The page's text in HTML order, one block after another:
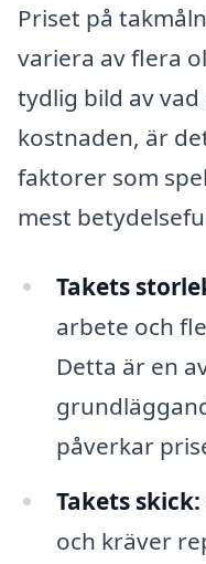
Priset på
variera av flera
tydlig bild av
kostnaden, är
faktorer som
mest
Takets
arbete och
Detta är en
påverkar
Takets skick:
och kräver